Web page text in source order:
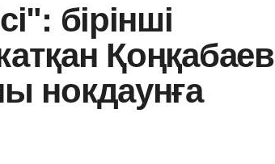
бірінші
Қоңқабаев
нокдаунға